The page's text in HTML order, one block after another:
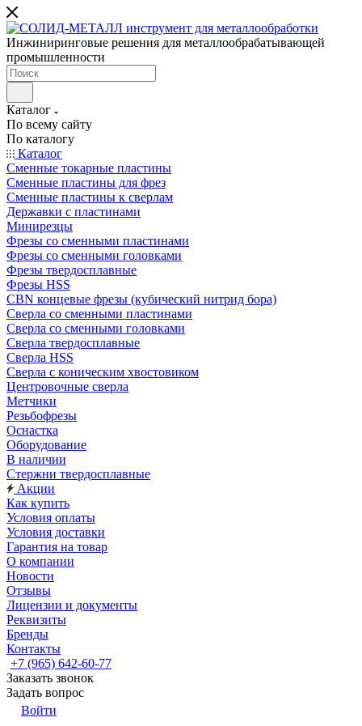
Инжиниринговые решения для металлообрабатывающей
промышленности
Каталог
По всему сайту
По каталогу
Каталог
Сменные токарные пластины
Сменные пластины для фрез
Сменные пластины к сверлам
Державки с пластинами
Минирезцы
Фрезы со сменными пластинами
Фрезы со сменными головками
Фрезы твердосплавные
Фрезы HSS
CBN концевые фрезы (кубический нитрид бора)
Сверла со сменными пластинами
Сверла со сменными головками
Сверла твердосплавные
Сверла HSS
Сверла с коническим хвостовиком
Центровочные сверла
Метчики
Резьбофрезы
Оснастка
Оборудование
В наличии
Стержни твердосплавные
Акции
Как купить
Условия оплаты
Условия доставки
Гарантия на товар
О компании
Новости
Отзывы
Лицензии и документы
Реквизиты
Бренды
Контакты
+7 (965) 642-60-77
Заказать звонок
Задать вопрос
Войти